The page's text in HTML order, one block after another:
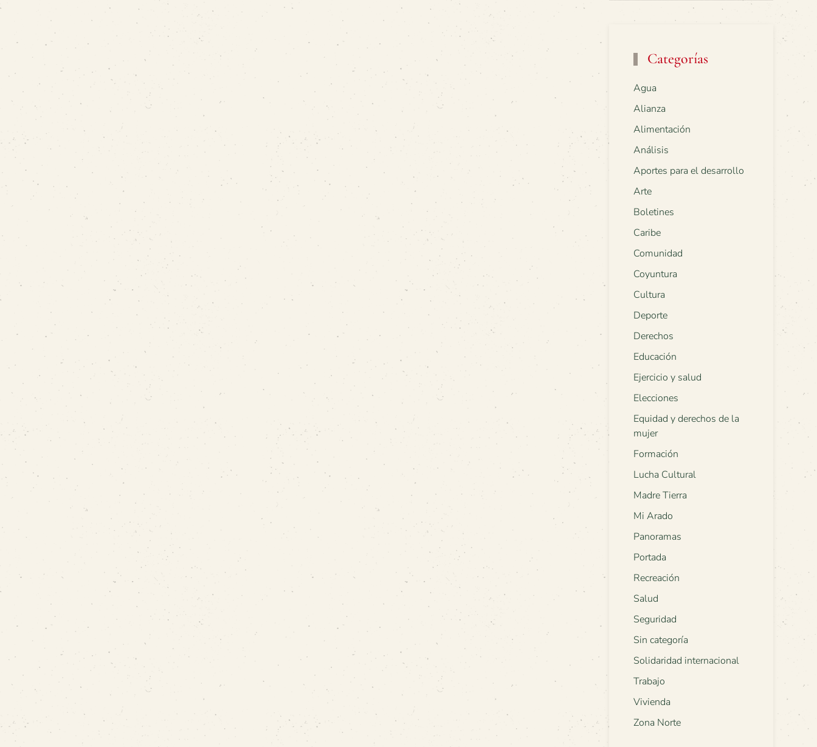
Categorías
Agua
Alianza
Alimentación
Análisis
Aportes para el desarrollo
Arte
Boletines
Caribe
Comunidad
Coyuntura
Cultura
Deporte
Derechos
Educación
Ejercicio y salud
Elecciones
Equidad y derechos de la
mujer
Formación
Lucha Cultural
Madre Tierra
Mi Arado
Panoramas
Portada
Recreación
Salud
Seguridad
Sin categoría
Solidaridad internacional
Trabajo
Vivienda
Zona Norte